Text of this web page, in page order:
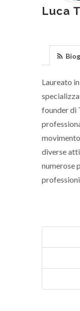
Luca
Laureato
founder di
diverse
numerose